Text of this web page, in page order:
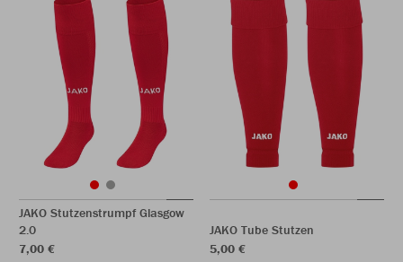
JAKO Stutzenstrumpf Glasgow
2.0
7,00 €
JAKO Tube Stutzen
5,00 €